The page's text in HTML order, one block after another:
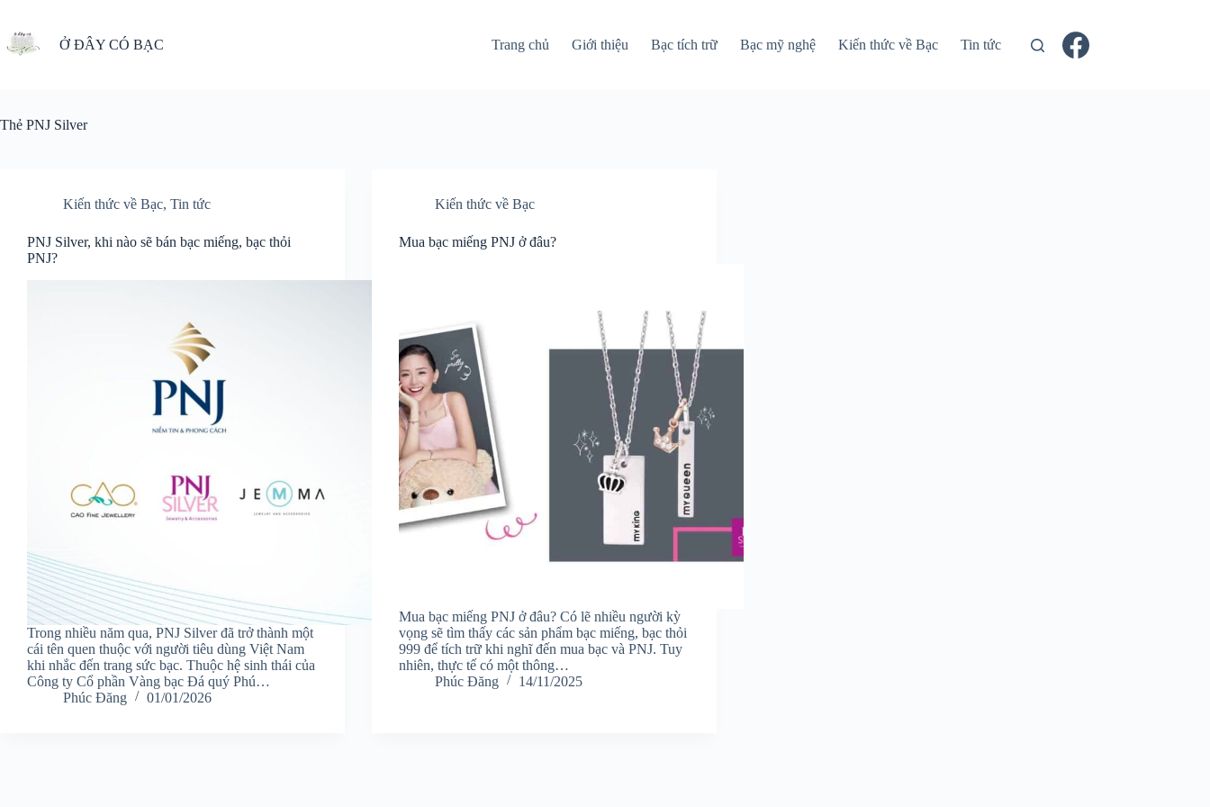
phần
nội
Ở ĐÂY CÓ BẠC Trang chủ Giới thiệu Bạc tích trữ Bạc mỹ nghệ Kiến thức về Bạc Tin tức
Thẻ PNJ Silver
Kiến thức về Bạc, Tin tức
PNJ Silver, khi nào sẽ bán bạc miếng, bạc thỏi
PNJ?
Trong nhiều năm qua, PNJ Silver đã trở thành một
cái tên quen thuộc với người tiêu dùng Việt Nam
khi nhắc đến trang sức bạc. Thuộc hệ sinh thái của
Công ty Cổ phần Vàng bạc Đá quý Phú…
Phúc Đăng
01/01/2026
Kiến thức về Bạc
Mua bạc miếng PNJ ở đâu?
Mua bạc miếng PNJ ở đâu? Có lẽ nhiều người kỳ
vọng sẽ tìm thấy các sản phẩm bạc miếng, bạc thỏi
999 để tích trữ khi nghĩ đến mua bạc và PNJ. Tuy
nhiên, thực tế có một thông…
Phúc Đăng
14/11/2025